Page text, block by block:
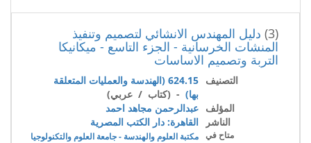
(3) دليل المهندس الانشائي لتصميم وتنفيذ
المنشات الخرسانية - الجزء التاسع - ميكانيكا
التربة وتصميم الاساسات
التصنيف
624.15 (الهندسة والعمليات المتعلقة
بها) - (كتاب / عربي)
المؤلف عبدالرحمن مجاهد احمد
الناشر
القاهرة: دار الكتب المصرية
متاح في مكتبة العلوم والهندسة - جامعة العلوم والتكنولوجيا